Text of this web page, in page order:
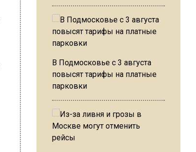
В Подмосковье с 3 августа
повысят тарифы на платные
парковки